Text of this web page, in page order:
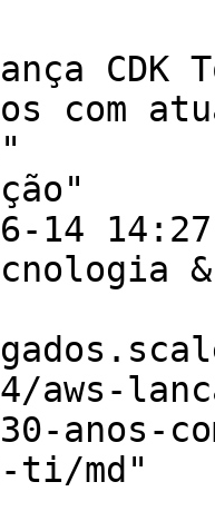
CDK
com
14
aws-
anos-
ti/md"